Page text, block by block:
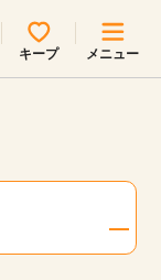
キープ メニュー